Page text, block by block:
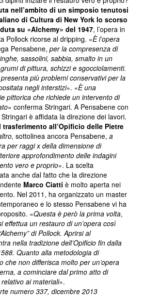
nell’ambito di un simposio tenutosi
di Cultura di New York lo scorso
su «Alchemy» del 1947, l’opera in
Pollock ricorse al dripping. «È l’opera
Pensabene, per la compresenza di
sassolini, sabbia, smalto in un
di pittura, schizzi e sgocciolamenti.
più problemi conservativi per la
negli interstizi». «È una
pittorica che richiede un intervento di
» conferma Stringari. A Pensabene con
è affidata la direzione dei lavori.
trasferimento all’Opificio delle Pietre
, sottolinea ancora Pensabene, a
per raggi x della dimensione di
approfondimento delle indagini
vero e proprio». La scelta
anche dal fatto che la direzione
Marco Ciatti è molto aperta nei
Nel 2011, ha organizzato un master
e lo stesso Pensabene vi ha
«Questa è però la prima volta,
effettua un restauro di un’opera così
di Pollock. Aprirsi al
nella tradizione dell’Opificio fin dalla
Quanto alla metodologia di
che non differisca molto per un’opera
a cominciare dal primo atto di
ai materiali».
numero 337, dicembre 2013